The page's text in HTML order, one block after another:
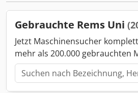
Gebrauchte Rems Uni
Jetzt Maschinensucher
mehr als 200.000 gebrauchten